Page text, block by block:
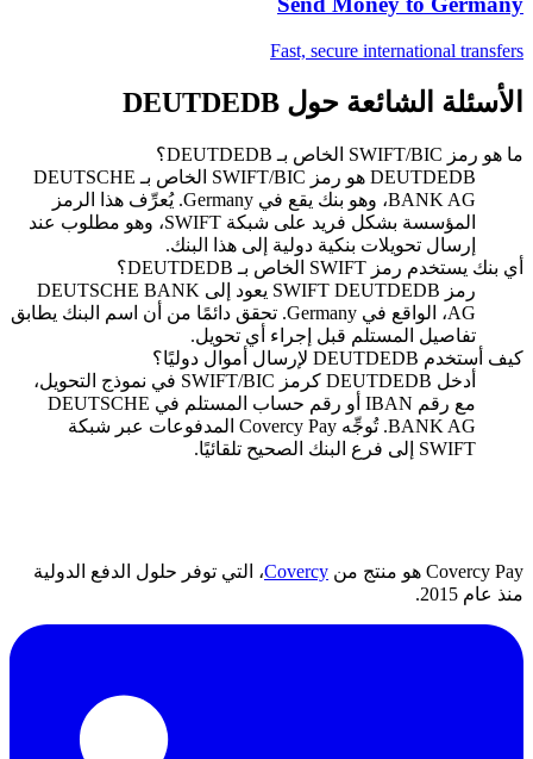
Fast, secure international transfers
الأسئلة الشائعة حول DEUTDEDB
ما هو رمز SWIFT/BIC الخاص بـ DEUTDEDB؟
DEUTDEDB هو رمز SWIFT/BIC الخاص بـ DEUTSCHE
BANK AG، وهو بنك يقع في Germany. يُعرِّف هذا الرمز
المؤسسة بشكل فريد على شبكة SWIFT، وهو مطلوب عند
إرسال تحويلات بنكية دولية إلى هذا البنك.
أي بنك يستخدم رمز SWIFT الخاص بـ DEUTDEDB؟
رمز SWIFT DEUTDEDB يعود إلى DEUTSCHE BANK
AG، الواقع في Germany. تحقق دائمًا من أن اسم البنك يطابق
تفاصيل المستلم قبل إجراء أي تحويل.
كيف أستخدم DEUTDEDB لإرسال أموال دوليًا؟
أدخل DEUTDEDB كرمز SWIFT/BIC في نموذج التحويل،
مع رقم IBAN أو رقم حساب المستلم في DEUTSCHE
BANK AG. تُوجِّه Covercy Pay المدفوعات عبر شبكة
SWIFT إلى فرع البنك الصحيح تلقائيًا.
Covercy Pay هو منتج من Covercy، التي توفر حلول الدفع الدولية
منذ عام 2015.